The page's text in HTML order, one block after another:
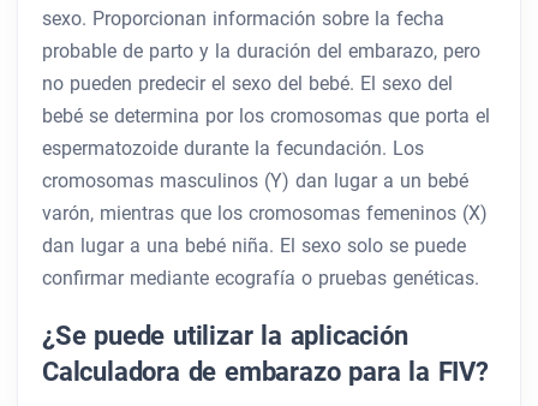
sexo. Proporcionan información sobre la fecha
probable de parto y la duración del embarazo, pero
no pueden predecir el sexo del bebé. El sexo del
bebé se determina por los cromosomas que porta el
espermatozoide durante la fecundación. Los
cromosomas masculinos (Y) dan lugar a un bebé
varón, mientras que los cromosomas femeninos (X)
dan lugar a una bebé niña. El sexo solo se puede
confirmar mediante ecografía o pruebas genéticas.
¿Se puede utilizar la aplicación
Calculadora de embarazo para la FIV?